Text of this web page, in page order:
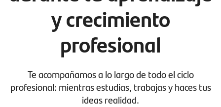
y crecimiento
profesional
Te acompañamos a lo largo de todo el ciclo
profesional: mientras estudias, trabajas y haces tus
ideas realidad.